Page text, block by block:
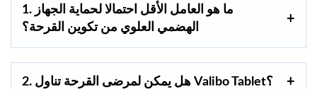
1. ما هو العامل الأقل احتمالا لحماية الجهاز
الهضمي العلوي من تكوين القرحة؟
2. هل يمكن لمرضى القرحة تناول Valibo Tablet؟